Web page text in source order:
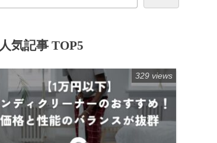
人気記事 TOP5
329 views